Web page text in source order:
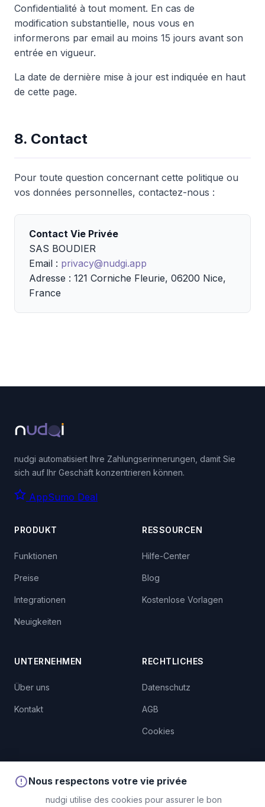
Confidentialité à tout moment. En cas de
modification substantielle, nous vous en
informerons par email au moins 15 jours avant son
entrée en vigueur.
La date de dernière mise à jour est indiquée en haut
de cette page.
8. Contact
Pour toute question concernant cette politique ou
vos données personnelles, contactez-nous :
Contact Vie Privée
SAS BOUDIER
Email : privacy@nudgi.app
Adresse : 121 Corniche Fleurie, 06200 Nice,
France
nudgi automatisiert Ihre Zahlungserinnerungen, damit Sie
sich auf Ihr Geschäft konzentrieren können.
AppSumo Deal
PRODUKT
Funktionen
Preise
Integrationen
Neuigkeiten
RESSOURCEN
Hilfe-Center
Blog
Kostenlose Vorlagen
UNTERNEHMEN
Über uns
Kontakt
RECHTLICHES
Datenschutz
AGB
Cookies
© 2026 nudgi. Alle Rechte vorbehalten.
Nous respectons votre vie privée
nudgi utilise des cookies pour assurer le bon